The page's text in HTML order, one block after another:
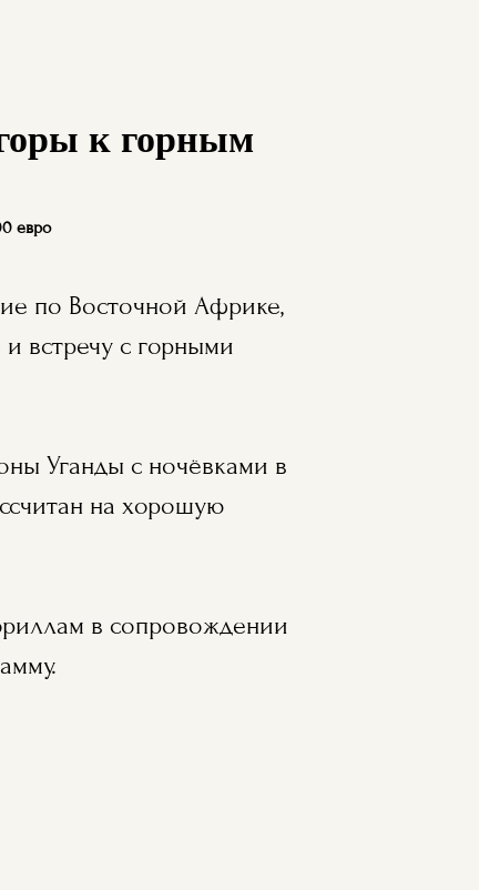
к горным
евро
по Восточной Африке,
встречу с горными
Уганды с ночёвками в
на хорошую
в сопровождении